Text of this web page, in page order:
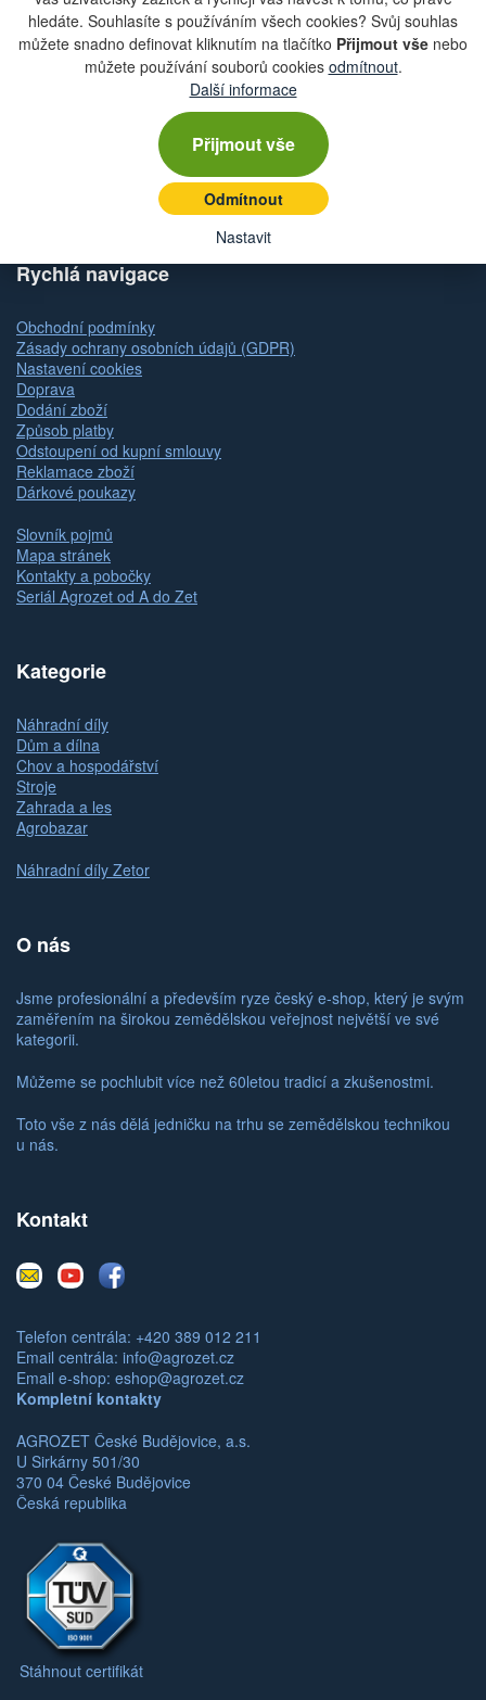
hledáte. Souhlasíte s používáním všech cookies? Svůj souhlas
můžete snadno definovat kliknutím na tlačítko Přijmout vše nebo
můžete používání souborů cookies odmítnout.
Další informace
Přijmout vše
Odmítnout
Nastavit
Chcete dostávat lákavé nabídky přímo do své e-
mailové schránky?
Zobrazit aktuální newsletter
Rychlá navigace
Obchodní podmínky
Zásady ochrany osobních údajů (GDPR)
Nastavení cookies
Doprava
Dodání zboží
Způsob platby
Odstoupení od kupní smlouvy
Reklamace zboží
Dárkové poukazy
Slovník pojmů
Mapa stránek
Kontakty a pobočky
Seriál Agrozet od A do Zet
Kategorie
Náhradní díly
Dům a dílna
Chov a hospodářství
Stroje
Zahrada a les
Agrobazar
Náhradní díly Zetor
O nás
Jsme profesionální a především ryze český e-shop, který je svým
zaměřením na širokou zemědělskou veřejnost největší ve své
kategorii.
Můžeme se pochlubit více než 60letou tradicí a zkušenostmi.
Toto vše z nás dělá jedničku na trhu se zemědělskou technikou
u nás.
Kontakt
E-
mail
YoutubeFacebook
Telefon centrála: +420 389 012 211
Email centrála: info@agrozet.cz
Email e-shop: eshop@agrozet.cz
Kompletní kontakty
AGROZET České Budějovice, a.s.
U Sirkárny 501/30
370 04 České Budějovice
Česká republika
Stáhnout certifikát